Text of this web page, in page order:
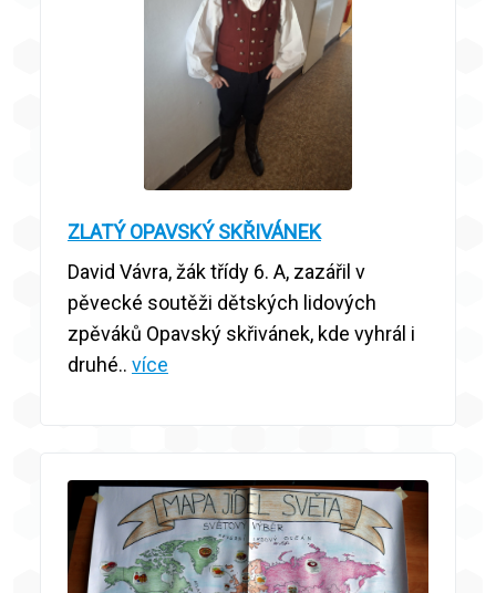
ZLATÝ OPAVSKÝ SKŘIVÁNEK
David Vávra, žák třídy 6. A, zazářil v
pěvecké soutěži dětských lidových
zpěváků Opavský skřivánek, kde vyhrál i
druhé.. více